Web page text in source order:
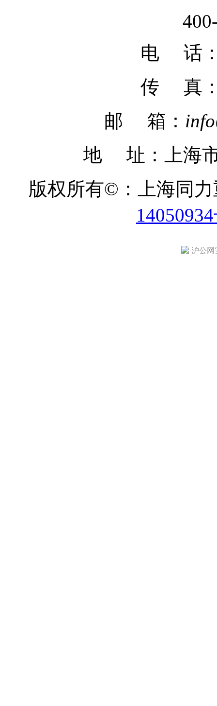
电 话：
传 真
邮 箱：
地 址：上海市
版权所有©：上海同
沪公网